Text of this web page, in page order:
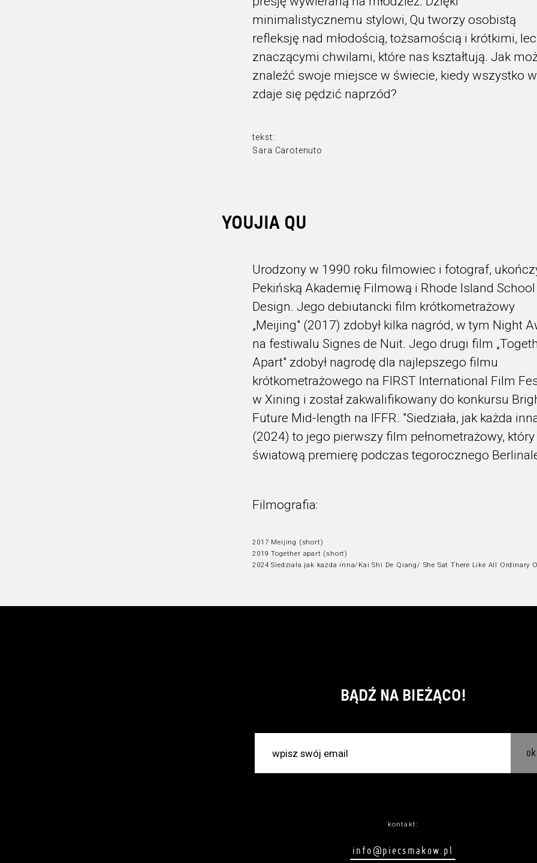
minimalistycznemu stylowi, Qu tworzy osobistą
refleksję nad młodością, tożsamością i krótkimi,
znaczącymi chwilami, które nas kształtują. Jak
znaleźć swoje miejsce w świecie, kiedy wszystko
zdaje się pędzić naprzód?
tekst:
Sara Carotenuto
YOUJIA QU
Urodzony w 1990 roku filmowiec i fotograf,
Pekińską Akademię Filmową i Rhode Island
Design. Jego debiutancki film krótkometrażowy
„Meijing" (2017) zdobył kilka nagród, w tym Night
na festiwalu Signes de Nuit. Jego drugi film
Apart" zdobył nagrodę dla najlepszego filmu
krótkometrażowego na FIRST International Film
w Xining i został zakwalifikowany do konkursu
Future Mid-length na IFFR. "Siedziała, jak każda
(2024) to jego pierwszy film pełnometrażowy, który
światową premierę podczas tegorocznego
Filmografia:
2017 Meijing (short)
2019 Together apart (short)
2024 Siedziała jak każda inna/Kai Shi De Qiang/ She Sat There Like All Ordinary
BĄDŹ NA BIEŻĄCO!
ok
kontakt:
info@piecsmakow.pl